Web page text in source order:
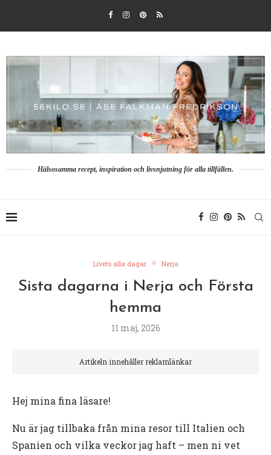
Hälsosamma recept, inspiration och livsnjutning för alla tillfällen.
Livets alla dagar Nerja
Sista dagarna i Nerja och Första
hemma
11 maj, 2026
Artikeln innehåller reklamlänkar
Hej mina fina läsare!
Nu är jag tillbaka från mina resor till Italien och
Spanien och vilka veckor jag haft – men ni vet